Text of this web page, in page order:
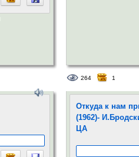
264 1
Откуда к нам
(1962)-
ЦА